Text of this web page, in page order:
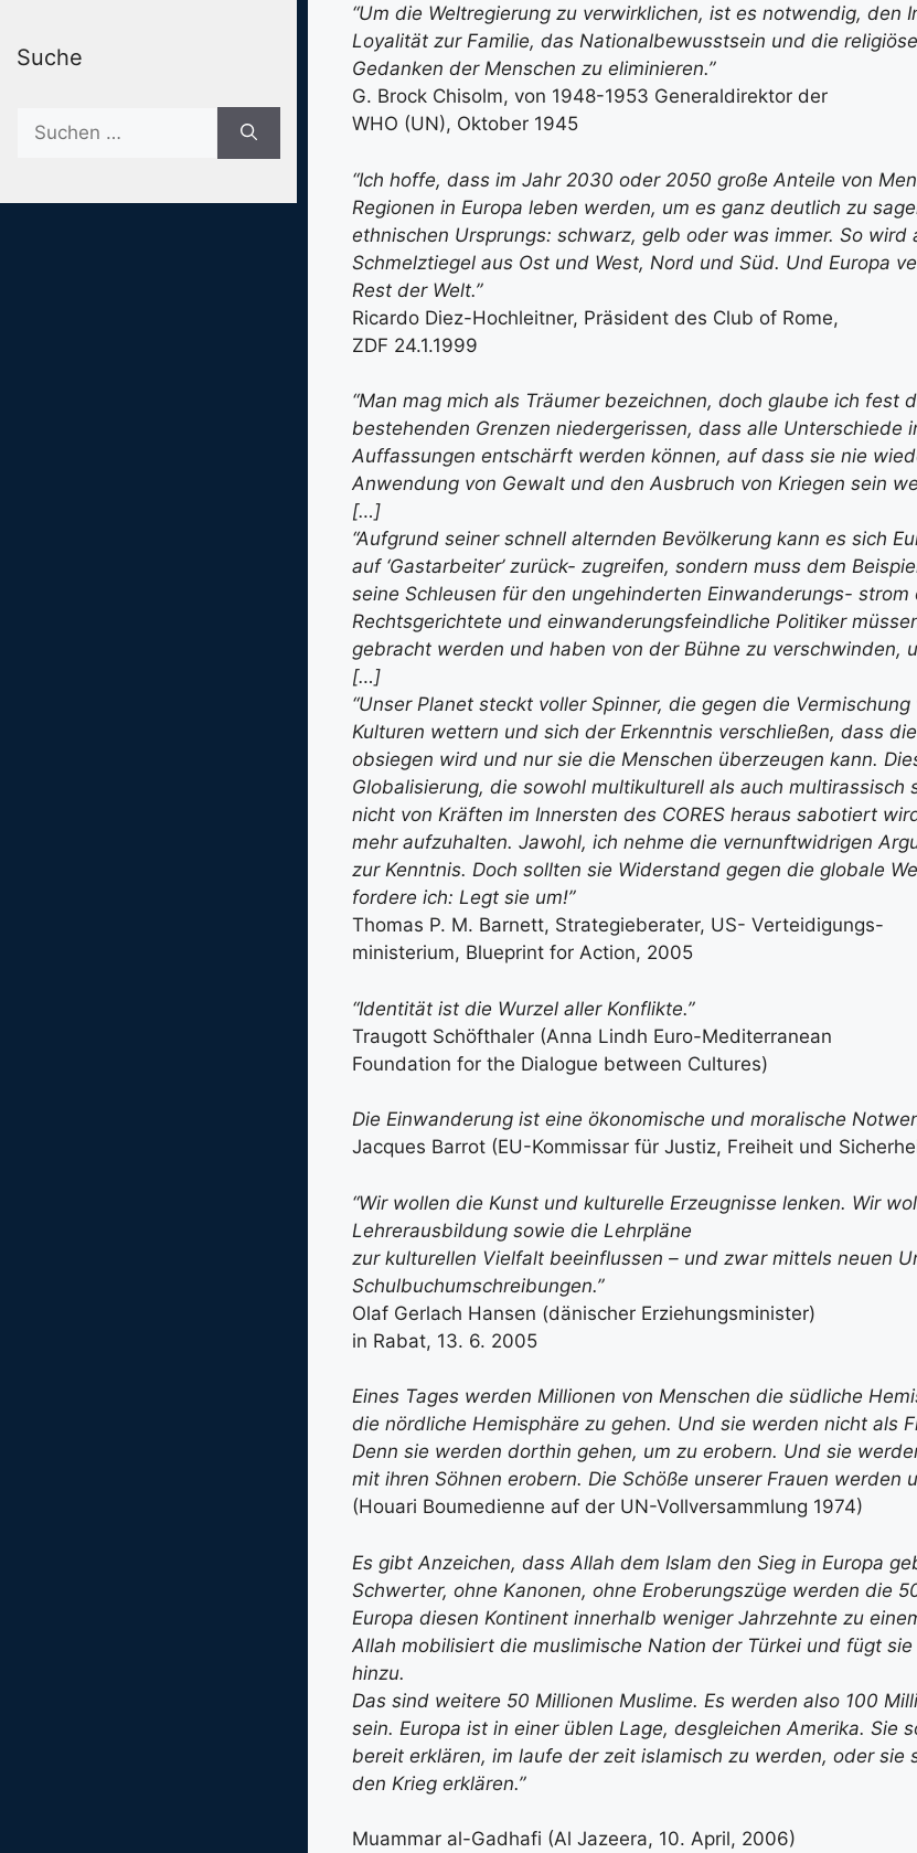
“Um die Weltregierung zu verwirklichen, ist es notwendig, den
Loyalität zur Familie, das Nationalbewusstsein und die
Gedanken der Menschen zu eliminieren.”
G. Brock Chisolm, von 1948-1953 Generaldirektor der
WHO (UN), Oktober 1945
“Ich hoffe, dass im Jahr 2030 oder 2050 große Anteile von
Regionen in Europa leben werden, um es ganz deutlich zu
ethnischen Ursprungs: schwarz, gelb oder was immer. So wird
Schmelztiegel aus Ost und West, Nord und Süd. Und Europa
Rest der Welt.”
Ricardo Diez-Hochleitner, Präsident des Club of Rome,
ZDF 24.1.1999
“Man mag mich als Träumer bezeichnen, doch glaube ich fest
bestehenden Grenzen niedergerissen, dass alle Unterschiede
Auffassungen entschärft werden können, auf dass sie nie
Anwendung von Gewalt und den Ausbruch von Kriegen sein
[…]
“Aufgrund seiner schnell alternden Bevölkerung kann es sich
auf ‘Gastarbeiter’ zurück- zugreifen, sondern muss dem
seine Schleusen für den ungehinderten Einwanderungs- strom
Rechtsgerichtete und einwanderungsfeindliche Politiker
gebracht werden und haben von der Bühne zu verschwinden,
[…]
“Unser Planet steckt voller Spinner, die gegen die
Kulturen wettern und sich der Erkenntnis verschließen, dass
obsiegen wird und nur sie die Menschen überzeugen kann.
Globalisierung, die sowohl multikulturell als auch multirassisch
nicht von Kräften im Innersten des CORES heraus sabotiert
mehr aufzuhalten. Jawohl, ich nehme die vernunftwidrigen
zur Kenntnis. Doch sollten sie Widerstand gegen die globale
fordere ich: Legt sie um!”
Thomas P. M. Barnett, Strategieberater, US- Verteidigungs-
ministerium, Blueprint for Action, 2005
“Identität ist die Wurzel aller Konflikte.”
Traugott Schöfthaler (Anna Lindh Euro-Mediterranean
Foundation for the Dialogue between Cultures)
Die Einwanderung ist eine ökonomische und moralische
Jacques Barrot (EU-Kommissar für Justiz, Freiheit und
“Wir wollen die Kunst und kulturelle Erzeugnisse lenken. Wir
Lehrerausbildung sowie die Lehrpläne
zur kulturellen Vielfalt beeinflussen – und zwar mittels neuen
Schulbuchumschreibungen.”
Olaf Gerlach Hansen (dänischer Erziehungsminister)
in Rabat, 13. 6. 2005
Eines Tages werden Millionen von Menschen die südliche
die nördliche Hemisphäre zu gehen. Und sie werden nicht als
Denn sie werden dorthin gehen, um zu erobern. Und sie
mit ihren Söhnen erobern. Die Schöße unserer Frauen werden
(Houari Boumedienne auf der UN-Vollversammlung 1974)
Es gibt Anzeichen, dass Allah dem Islam den Sieg in Europa
Schwerter, ohne Kanonen, ohne Eroberungszüge werden die
Europa diesen Kontinent innerhalb weniger Jahrzehnte zu
Allah mobilisiert die muslimische Nation der Türkei und fügt
hinzu.
Das sind weitere 50 Millionen Muslime. Es werden also 100
sein. Europa ist in einer üblen Lage, desgleichen Amerika. Sie
bereit erklären, im laufe der zeit islamisch zu werden, oder sie
den Krieg erklären.”
Muammar al-Gadhafi (Al Jazeera, 10. April, 2006)
Suche
nach: